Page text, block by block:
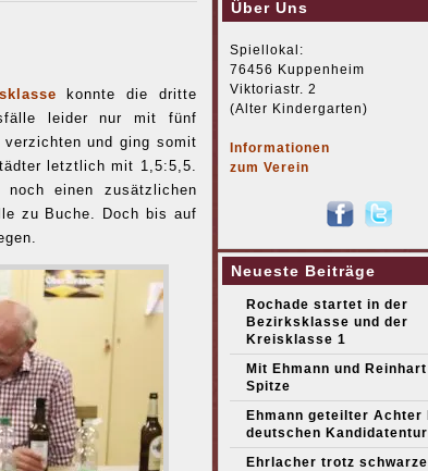
konnte die dritte
leider nur mit fünf
und ging somit
letztlich mit 1,5:5,5.
einen zusätzlichen
zu Buche. Doch bis auf
Über Uns
Spiellokal:
76456 Kuppenheim
Viktoriastr. 2
(Alter Kindergarten)
Informationen
zum Verein
Neueste Beiträge
Rochade startet in der
Bezirksklasse und der
Kreisklasse 1
Mit Ehmann und
Spitze
Ehmann geteilter Achter
deutschen
Ehrlacher trotz